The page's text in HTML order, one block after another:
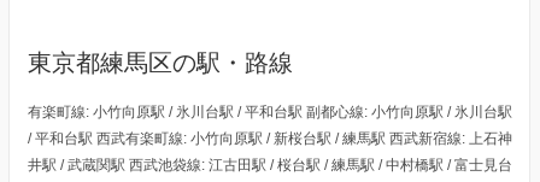
東京都練馬区の駅・路線
有楽町線: 小竹向原駅 / 氷川台駅 / 平和台駅 副都心線: 小竹向原駅 / 氷川台駅
/ 平和台駅 西武有楽町線: 小竹向原駅 / 新桜台駅 / 練馬駅 西武新宿線: 上石神
井駅 / 武蔵関駅 西武池袋線: 江古田駅 / 桜台駅 / 練馬駅 / 中村橋駅 / 富士見台